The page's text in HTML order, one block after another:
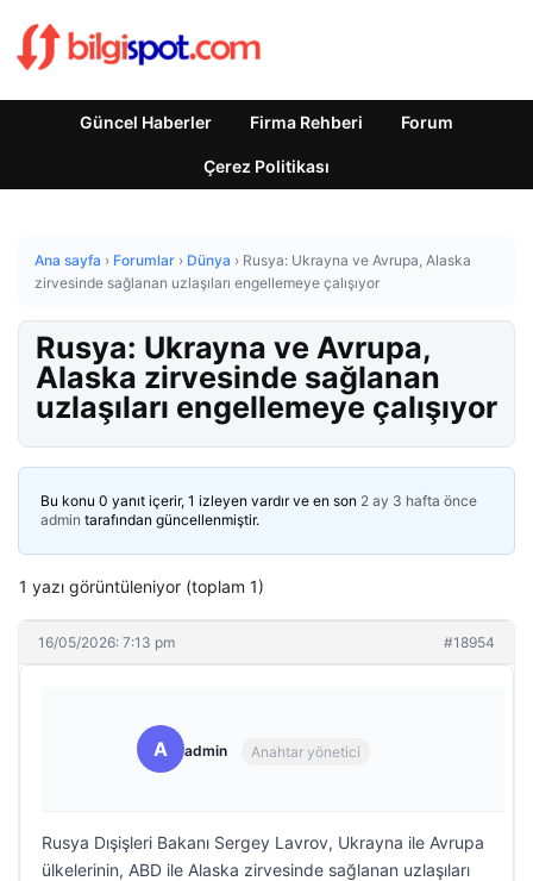
Güncel Haberler Firma Rehberi Forum
Çerez Politikası
Ana sayfa › Forumlar › Dünya › Rusya: Ukrayna ve Avrupa, Alaska
zirvesinde sağlanan uzlaşıları engellemeye çalışıyor
Rusya: Ukrayna ve Avrupa,
Alaska zirvesinde sağlanan
uzlaşıları engellemeye çalışıyor
Bu konu 0 yanıt içerir, 1 izleyen vardır ve en son 2 ay 3 hafta önce
admin tarafından güncellenmiştir.
1 yazı görüntüleniyor (toplam 1)
16/05/2026: 7:13 pm #18954
A admin Anahtar yönetici
Rusya Dışişleri Bakanı Sergey Lavrov, Ukrayna ile Avrupa
ülkelerinin, ABD ile Alaska zirvesinde sağlanan uzlaşıları